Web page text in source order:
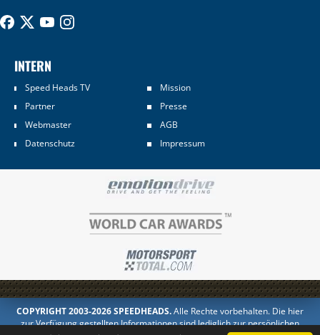
INTERN
Speed Heads TV
Mission
Partner
Presse
Webmaster
AGB
Datenschutz
Impressum
COPYRIGHT 2003-2026 SPEEDHEADS.Alle Rechte vorbehalten. Die hier
zur Verfügung gestellten Informationen sind lediglich zur persönlichen